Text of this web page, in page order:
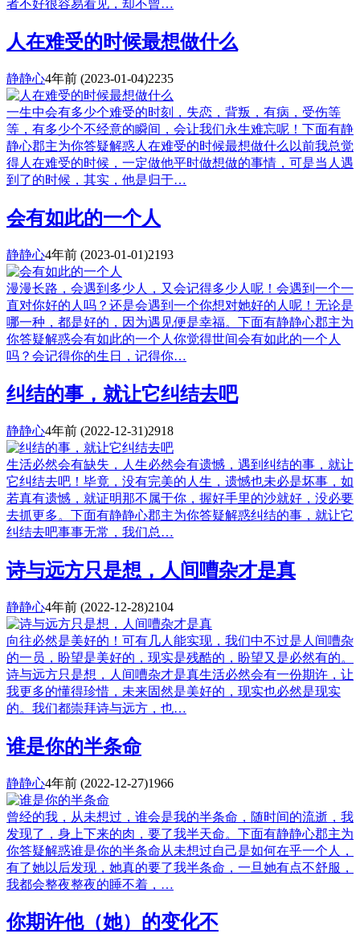
者不好很容易看见，却不曾…
人在难受的时候最想做什么
静静心4年前 (2023-01-04)2235
一生中会有多少个难受的时刻，失恋，背叛，有病，受伤等
等，有多少个不经意的瞬间，会让我们永生难忘呢！下面有静
静心郡主为你答疑解惑人在难受的时候最想做什么以前我总觉
得人在难受的时候，一定做他平时做想做的事情，可是当人遇
到了的时候，其实，他是归于…
会有如此的一个人
静静心4年前 (2023-01-01)2193
漫漫长路，会遇到多少人，又会记得多少人呢！会遇到一个一
直对你好的人吗？还是会遇到一个你想对她好的人呢！无论是
哪一种，都是好的，因为遇见便是幸福。下面有静静心郡主为
你答疑解惑会有如此的一个人你觉得世间会有如此的一个人
吗？会记得你的生日，记得你…
纠结的事，就让它纠结去吧
静静心4年前 (2022-12-31)2918
生活必然会有缺失，人生必然会有遗憾，遇到纠结的事，就让
它纠结去吧！毕竟，没有完美的人生，遗憾也未必是坏事，如
若真有遗憾，就证明那不属于你，握好手里的沙就好，没必要
去抓更多。下面有静静心郡主为你答疑解惑纠结的事，就让它
纠结去吧事事无常，我们总…
诗与远方只是想，人间嘈杂才是真
静静心4年前 (2022-12-28)2104
向往必然是美好的！可有几人能实现，我们中不过是人间嘈杂
的一员，盼望是美好的，现实是残酷的，盼望又是必然有的。
诗与远方只是想，人间嘈杂才是真生活必然会有一份期许，让
我更多的懂得珍惜，未来固然是美好的，现实也必然是现实
的。我们都崇拜诗与远方，也…
谁是你的半条命
静静心4年前 (2022-12-27)1966
曾经的我，从未想过，谁会是我的半条命，随时间的流逝，我
发现了，身上下来的肉，要了我半天命。下面有静静心郡主为
你答疑解惑谁是你的半条命从未想过自己是如何在乎一个人，
有了她以后发现，她真的要了我半条命，一旦她有点不舒服，
我都会整夜整夜的睡不着，…
你期许他（她）的变化不